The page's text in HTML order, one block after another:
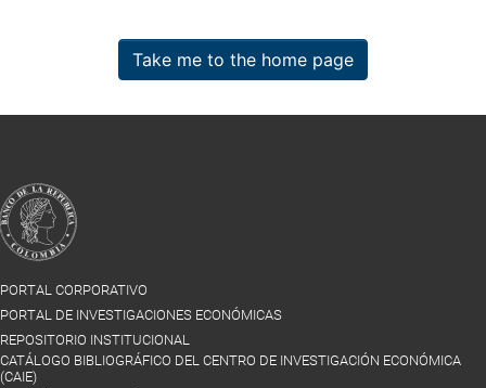
Take me to the home page
PORTAL CORPORATIVO
PORTAL DE INVESTIGACIONES ECONÓMICAS
REPOSITORIO INSTITUCIONAL
CATÁLOGO BIBLIOGRÁFICO DEL CENTRO DE INVESTIGACIÓN ECONÓMICA
(CAIE)